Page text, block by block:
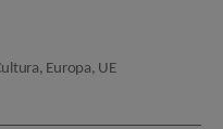
, Europa, UE